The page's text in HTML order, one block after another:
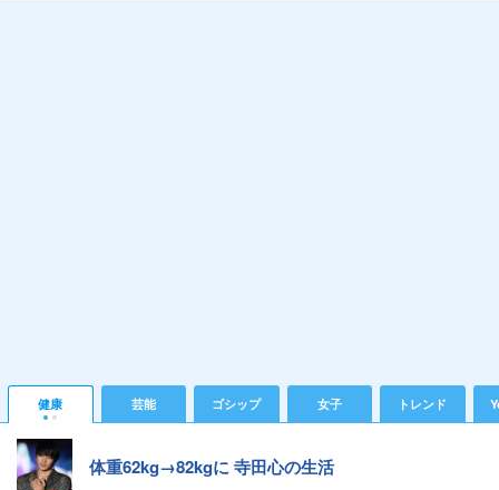
健康 芸能 ゴシップ 女子 トレンド
体重62kg→82kgに 寺田心の生活